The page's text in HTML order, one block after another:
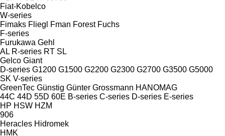
Fiat-Kobelco
W-series
Fimaks Fliegl Fman Forest Fuchs
F-series
Furukawa Gehl
AL R-series RT SL
Gelco Giant
D-series G1200 G1500 G2200 G2300 G2700 G3500 G5000
SK V-series
GreenTec Günstig Günter Grossmann HANOMAG
44C 44D 55D 60E B-series C-series D-series E-series
HP HSW HZM
906
Heracles Hidromek
HMK